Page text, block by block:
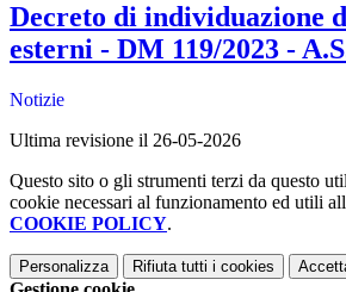
Decreto di individuazione
esterni - DM 119/2023 -
Notizie
Ultima revisione il 26-05-2026
Questo sito o gli strumenti terzi da questo
cookie necessari al funzionamento ed utili
COOKIE POLICY.
Personalizza Rifiuta tutti i cookies